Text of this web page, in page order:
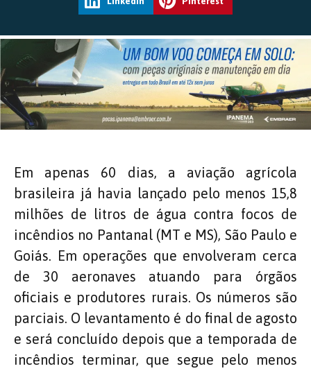
Em apenas 60 dias, a aviação agrícola
brasileira já havia lançado pelo menos 15,8
milhões de litros de água contra focos de
incêndios no Pantanal (MT e MS), São Paulo e
Goiás. Em operações que envolveram cerca
de 30 aeronaves atuando para órgãos
oficiais e produtores rurais. Os números são
parciais. O levantamento é do final de agosto
e será concluído depois que a temporada de
incêndios terminar, que segue pelo menos